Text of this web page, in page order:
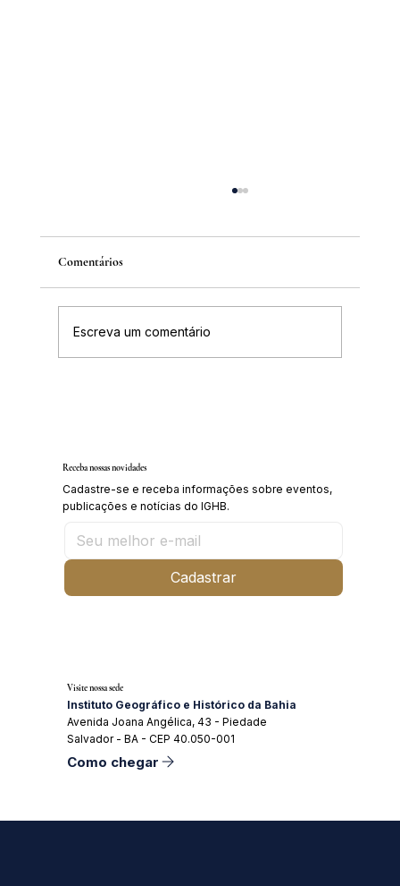
Comentários
Escreva um comentário
Receba nossas novidades
Cadastre-se e receba informações sobre eventos,
publicações e notícias do IGHB.
Cadastrar
Visite nossa sede
Instituto Geográfico e Histórico da Bahia
Avenida Joana Angélica, 43 - Piedade
Salvador - BA - CEP 40.050-001
Como chegar